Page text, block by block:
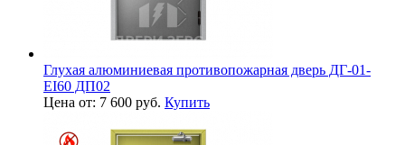
Глухая алюминиевая противопожарная дверь ДГ-01-
EI60 ДП02
Цена от: 7 600 руб. Купить